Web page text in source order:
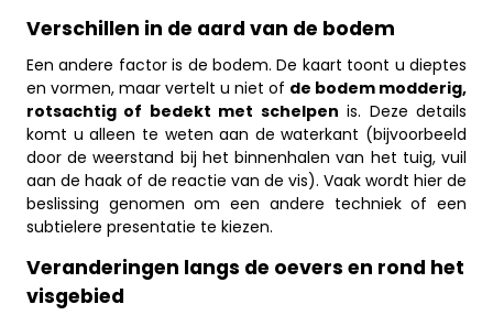
Verschillen in de aard van de bodem
Een andere factor is de bodem. De kaart toont u dieptes
en vormen, maar vertelt u niet of de bodem modderig,
rotsachtig of bedekt met schelpen is. Deze details
komt u alleen te weten aan de waterkant (bijvoorbeeld
door de weerstand bij het binnenhalen van het tuig, vuil
aan de haak of de reactie van de vis). Vaak wordt hier de
beslissing genomen om een andere techniek of een
subtielere presentatie te kiezen.
Veranderingen langs de oevers en rond het
visgebied